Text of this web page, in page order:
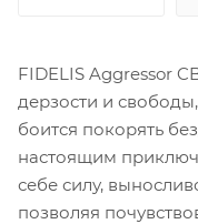
FIDELIS Aggressor
дерзости и
боится покорять
настоящим
себе силу,
позволяя